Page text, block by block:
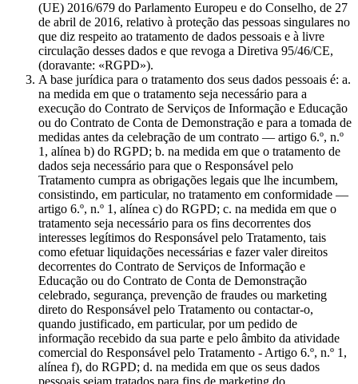
(UE) 2016/679 do Parlamento Europeu e do Conselho, de 27
de abril de 2016, relativo à proteção das pessoas singulares no
que diz respeito ao tratamento de dados pessoais e à livre
circulação desses dados e que revoga a Diretiva 95/46/CE,
(doravante: «RGPD»).
A base jurídica para o tratamento dos seus dados pessoais é: a.
na medida em que o tratamento seja necessário para a
execução do Contrato de Serviços de Informação e Educação
ou do Contrato de Conta de Demonstração e para a tomada de
medidas antes da celebração de um contrato — artigo 6.º, n.º
1, alínea b) do RGPD; b. na medida em que o tratamento de
dados seja necessário para que o Responsável pelo
Tratamento cumpra as obrigações legais que lhe incumbem,
consistindo, em particular, no tratamento em conformidade —
artigo 6.º, n.º 1, alínea c) do RGPD; c. na medida em que o
tratamento seja necessário para os fins decorrentes dos
interesses legítimos do Responsável pelo Tratamento, tais
como efetuar liquidações necessárias e fazer valer direitos
decorrentes do Contrato de Serviços de Informação e
Educação ou do Contrato de Conta de Demonstração
celebrado, segurança, prevenção de fraudes ou marketing
direto do Responsável pelo Tratamento ou contactar-o,
quando justificado, em particular, por um pedido de
informação recebido da sua parte e pelo âmbito da atividade
comercial do Responsável pelo Tratamento - Artigo 6.º, n.º 1,
alínea f), do RGPD; d. na medida em que os seus dados
pessoais sejam tratados para fins de marketing do